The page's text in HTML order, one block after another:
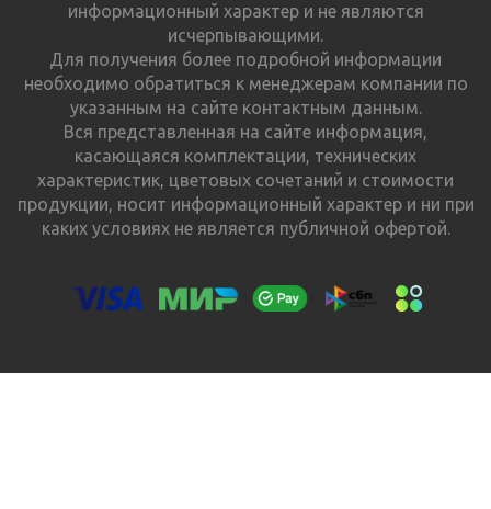
информационный характер и не являются
исчерпывающими.
Для получения более подробной информации
необходимо обратиться к менеджерам компании по
указанным на сайте контактным данным.
Вся представленная на сайте информация,
касающаяся комплектации, технических
характеристик, цветовых сочетаний и стоимости
продукции, носит информационный характер и ни при
каких условиях не является публичной офертой.